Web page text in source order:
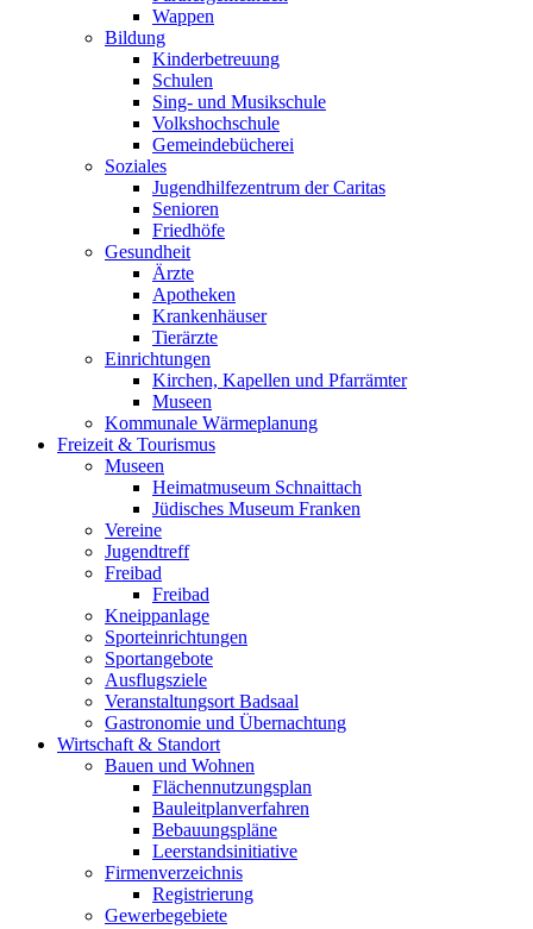
Wappen
Bildung
Kinderbetreuung
Schulen
Sing- und Musikschule
Volkshochschule
Gemeindebücherei
Soziales
Jugendhilfezentrum der Caritas
Senioren
Friedhöfe
Gesundheit
Ärzte
Apotheken
Krankenhäuser
Tierärzte
Einrichtungen
Kirchen, Kapellen und Pfarrämter
Museen
Kommunale Wärmeplanung
Freizeit & Tourismus
Museen
Heimatmuseum Schnaittach
Jüdisches Museum Franken
Vereine
Jugendtreff
Freibad
Freibad
Kneippanlage
Sporteinrichtungen
Sportangebote
Ausflugsziele
Veranstaltungsort Badsaal
Gastronomie und Übernachtung
Wirtschaft & Standort
Bauen und Wohnen
Flächennutzungsplan
Bauleitplanverfahren
Bebauungspläne
Leerstandsinitiative
Firmenverzeichnis
Registrierung
Gewerbegebiete